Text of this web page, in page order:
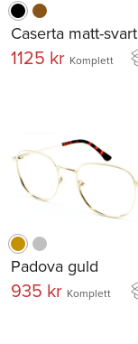
Caserta matt-svart
1125 kr Komplett
Padova guld
935 kr Komplett